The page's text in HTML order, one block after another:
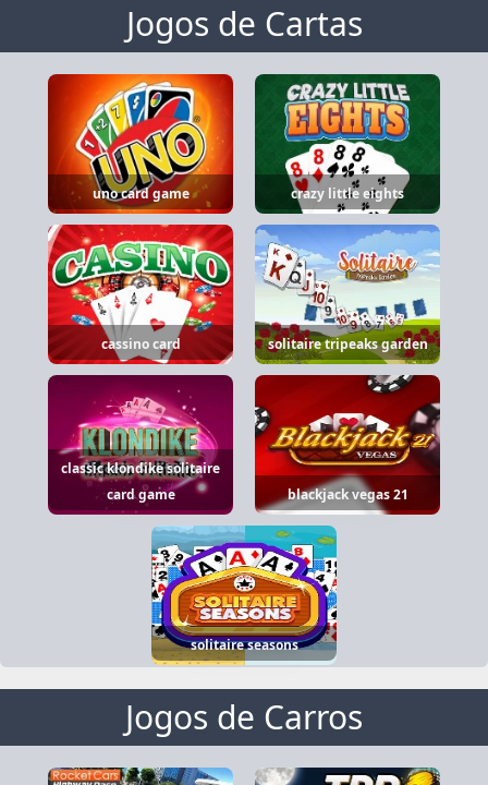
Jogos de Cartas
uno card game crazy little eights
cassino card solitaire tripeaks garden
classic klondike solitaire
card game
blackjack vegas 21
solitaire seasons
Jogos de Carros